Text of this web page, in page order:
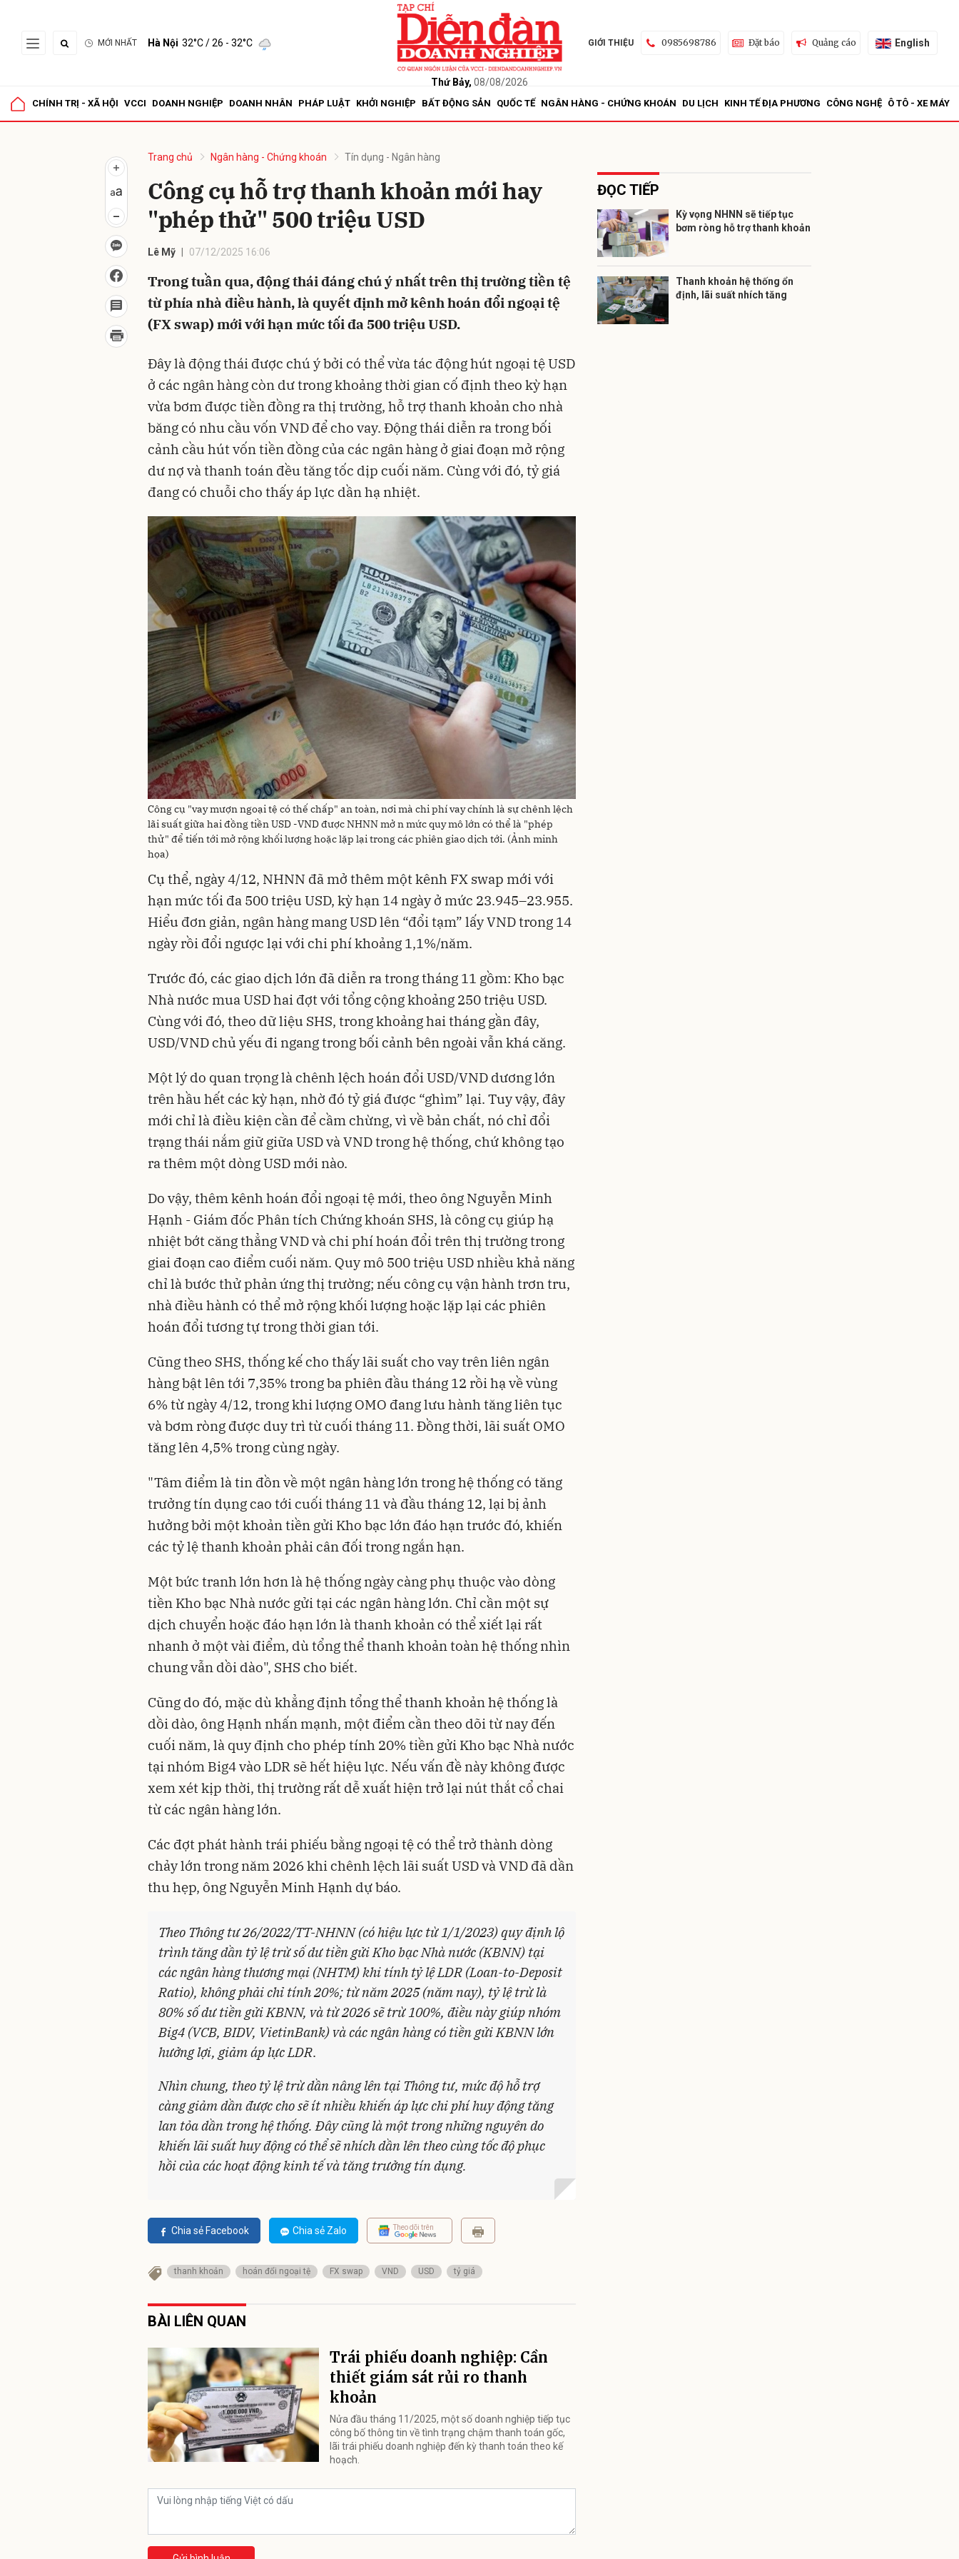
MỚI NHẤT Hà Nội 32°C/ 26 - 32°C
Thứ Bảy, 08/08/2026
GIỚI THIỆU 0985698786 Đặt báo Quảng cáo English
CHÍNH TRỊ - XÃ HỘI VCCI DOANH NGHIỆP DOANH NHÂN PHÁP LUẬT KHỞI NGHIỆP BẤT ĐỘNG SẢN QUỐC TẾ NGÂN HÀNG - CHỨNG KHOÁN DU LỊCH KINH TẾ ĐỊA PHƯƠNG CÔNG NGHỆ Ô TÔ - XE MÁY
Trang chủ Ngân hàng - Chứng khoán Tín dụng - Ngân hàng
Công cụ hỗ trợ thanh khoản mới hay
"phép thử" 500 triệu USD
Lê Mỹ 07/12/2025 16:06
Trong tuần qua, động thái đáng chú ý nhất trên thị trường tiền tệ
từ phía nhà điều hành, là quyết định mở kênh hoán đổi ngoại tệ
(FX swap) mới với hạn mức tối đa 500 triệu USD.
Đây là động thái được chú ý bởi có thể vừa tác động hút ngoại tệ USD
ở các ngân hàng còn dư trong khoảng thời gian cố định theo kỳ hạn
vừa bơm được tiền đồng ra thị trường, hỗ trợ thanh khoản cho nhà
băng có nhu cầu vốn VND để cho vay. Động thái diễn ra trong bối
cảnh cầu hút vốn tiền đồng của các ngân hàng ở giai đoạn mở rộng
dư nợ và thanh toán đều tăng tốc dịp cuối năm. Cùng với đó, tỷ giá
đang có chuỗi cho thấy áp lực dần hạ nhiệt.
Công cụ "vay mượn ngoại tệ có thế chấp" an toàn, nơi mà chi phí vay chính là sự chênh lệch
lãi suất giữa hai đồng tiền USD -VND được NHNN mở n mức quy mô lớn có thể là "phép
thử" để tiến tới mở rộng khối lượng hoặc lặp lại trong các phiên giao dịch tới. (Ảnh minh
họa)
Cụ thể, ngày 4/12, NHNN đã mở thêm một kênh FX swap mới với
hạn mức tối đa 500 triệu USD, kỳ hạn 14 ngày ở mức 23.945–23.955.
Hiểu đơn giản, ngân hàng mang USD lên “đổi tạm” lấy VND trong 14
ngày rồi đổi ngược lại với chi phí khoảng 1,1%/năm.
Trước đó, các giao dịch lớn đã diễn ra trong tháng 11 gồm: Kho bạc
Nhà nước mua USD hai đợt với tổng cộng khoảng 250 triệu USD.
Cùng với đó, theo dữ liệu SHS, trong khoảng hai tháng gần đây,
USD/VND chủ yếu đi ngang trong bối cảnh bên ngoài vẫn khá căng.
Một lý do quan trọng là chênh lệch hoán đổi USD/VND dương lớn
trên hầu hết các kỳ hạn, nhờ đó tỷ giá được “ghìm” lại. Tuy vậy, đây
mới chỉ là điều kiện cần để cầm chừng, vì về bản chất, nó chỉ đổi
trạng thái nắm giữ giữa USD và VND trong hệ thống, chứ không tạo
ra thêm một dòng USD mới nào.
Do vậy, thêm kênh hoán đổi ngoại tệ mới, theo ông Nguyễn Minh
Hạnh - Giám đốc Phân tích Chứng khoán SHS, là công cụ giúp hạ
nhiệt bớt căng thẳng VND và chi phí hoán đổi trên thị trường trong
giai đoạn cao điểm cuối năm. Quy mô 500 triệu USD nhiều khả năng
chỉ là bước thử phản ứng thị trường; nếu công cụ vận hành trơn tru,
nhà điều hành có thể mở rộng khối lượng hoặc lặp lại các phiên
hoán đổi tương tự trong thời gian tới.
Cũng theo SHS, thống kế cho thấy lãi suất cho vay trên liên ngân
hàng bật lên tới 7,35% trong ba phiên đầu tháng 12 rồi hạ về vùng
6% từ ngày 4/12, trong khi lượng OMO đang lưu hành tăng liên tục
và bơm ròng được duy trì từ cuối tháng 11. Đồng thời, lãi suất OMO
tăng lên 4,5% trong cùng ngày.
"Tâm điểm là tin đồn về một ngân hàng lớn trong hệ thống có tăng
trưởng tín dụng cao tới cuối tháng 11 và đầu tháng 12, lại bị ảnh
hưởng bởi một khoản tiền gửi Kho bạc lớn đáo hạn trước đó, khiến
các tỷ lệ thanh khoản phải cân đối trong ngắn hạn.
Một bức tranh lớn hơn là hệ thống ngày càng phụ thuộc vào dòng
tiền Kho bạc Nhà nước gửi tại các ngân hàng lớn. Chỉ cần một sự
dịch chuyển hoặc đáo hạn lớn là thanh khoản có thể xiết lại rất
nhanh ở một vài điểm, dù tổng thể thanh khoản toàn hệ thống nhìn
chung vẫn dồi dào", SHS cho biết.
Cũng do đó, mặc dù khẳng định tổng thể thanh khoản hệ thống là
dồi dào, ông Hạnh nhấn mạnh, một điểm cần theo dõi từ nay đến
cuối năm, là quy định cho phép tính 20% tiền gửi Kho bạc Nhà nước
tại nhóm Big4 vào LDR sẽ hết hiệu lực. Nếu vấn đề này không được
xem xét kịp thời, thị trường rất dễ xuất hiện trở lại nút thắt cổ chai
từ các ngân hàng lớn.
Các đợt phát hành trái phiếu bằng ngoại tệ có thể trở thành dòng
chảy lớn trong năm 2026 khi chênh lệch lãi suất USD và VND đã dần
thu hẹp, ông Nguyễn Minh Hạnh dự báo.
Theo Thông tư 26/2022/TT-NHNN (có hiệu lực từ 1/1/2023) quy định lộ
trình tăng dần tỷ lệ trừ số dư tiền gửi Kho bạc Nhà nước (KBNN) tại
các ngân hàng thương mại (NHTM) khi tính tỷ lệ LDR (Loan-to-Deposit
Ratio), không phải chỉ tính 20%; từ năm 2025 (năm nay), tỷ lệ trừ là
80% số dư tiền gửi KBNN, và từ 2026 sẽ trừ 100%, điều này giúp nhóm
Big4 (VCB, BIDV, VietinBank) và các ngân hàng có tiền gửi KBNN lớn
hưởng lợi, giảm áp lực LDR.
Nhìn chung, theo tỷ lệ trừ dần nâng lên tại Thông tư, mức độ hỗ trợ
càng giảm dần được cho sẽ ít nhiều khiến áp lực chi phí huy động tăng
lan tỏa dần trong hệ thống. Đây cũng là một trong những nguyên do
khiến lãi suất huy động có thể sẽ nhích dần lên theo cùng tốc độ phục
hồi của các hoạt động kinh tế và tăng trưởng tín dụng.
Chia sẻ Facebook Chia sẻ Zalo Theo dõi trên
thanh khoản hoán đổi ngoại tệ FX swap VND USD tỷ giá
BÀI LIÊN QUAN
Trái phiếu doanh nghiệp: Cần
thiết giám sát rủi ro thanh
khoản
Nửa đầu tháng 11/2025, một số doanh nghiệp tiếp tục
công bố thông tin về tình trạng chậm thanh toán gốc,
lãi trái phiếu doanh nghiệp đến kỳ thanh toán theo kế
hoạch.
ĐỌC TIẾP
Kỳ vọng NHNN sẽ tiếp tục
bơm ròng hỗ trợ thanh khoản
Thanh khoản hệ thống ổn
định, lãi suất nhích tăng
Gửi